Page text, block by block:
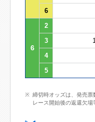
6
6
2
3
4
5
締切時オッズは、発売
レース開始後の返還欠場